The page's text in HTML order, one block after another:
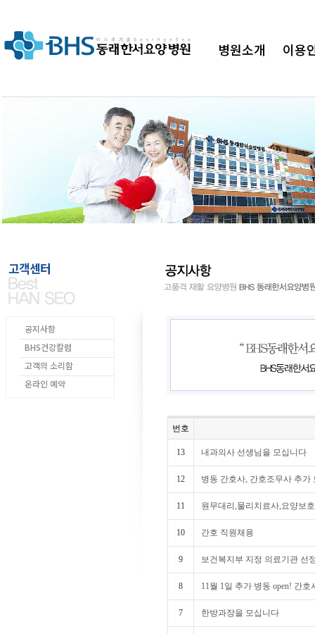
병원소개 이용
BHS 동래한서요양병원이 함께하겠
고객센터
공지사항
BHS건강칼럼
고객의 소리함
온라인 예약
번호
13 내과의사 선생님을 모십니다
12 병동 간호사, 간호조무사 추가
11 원무대리,물리치료사,요양보
10 간호 직원채용
9 보건복지부 지정 의료기관 선
8 11월 1일 추가 병동 open! 간
7 한방과장을 모십니다